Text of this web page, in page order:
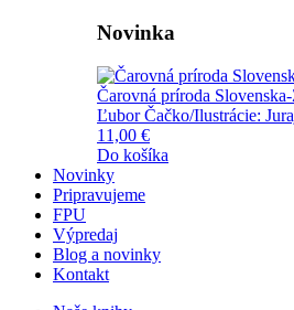
Novinka
Čarovná príroda
Ľubor Čačko/Ilustrácie:
11,00 €
Do košíka
Novinky
Pripravujeme
FPU
Výpredaj
Blog a novinky
Kontakt